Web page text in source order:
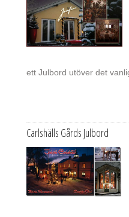
ett Julbord utöver det
Carlshälls Gårds Julbord